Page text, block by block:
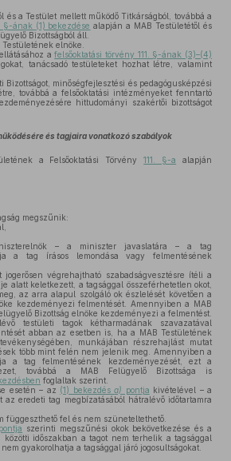
és a Testület mellett működő Titkárságból, továbbá a
ának (1) bekezdése alapján a MAB Testületétől és
Bizottságból áll.
elnöke.
afelsőoktatási törvény 111. §-ának (3)–(4)
tanácsadó testületeket hozhat létre, valamint
Bizottságot, minőségfejlesztési és pedagógusképzési
továbbá a felsőoktatási intézményeket fenntartó
hittudományi szakértői bizottságot
és tagjaira vonatkozó szabályok
a Felsőoktatási Törvény111. §-a alapján
megszűnik:
– a miniszter javaslatára – a tag
a tag írásos lemondása vagy felmentésének
végrehajtható szabadságvesztésre ítéli a
alatt keletkezett, a tagsággal összeférhetetlen okot,
az arra alapul szolgáló ok észlelését követően a
kezdeményezi felmentését. Amennyiben a MAB
Bizottság elnöke kezdeményezi a felmentést.
testületi tagok kétharmadának szavazatával
abban az esetben is, ha a MAB Testületének
munkájában részrehajlást mutat
több mint felén nem jelenik meg. Amennyiben a
a tag felmentésének kezdeményezését, ezt a
továbbá a MAB Felügyelő Bizottsága is
foglaltak szerint.
esetén – az (1) bekezdésa) pontja kivételével – a
az eredeti tag megbízatásából hátralévő időtartamra
függeszthető fel és nem szüneteltethető.
pontja szerinti megszűnési okok bekövetkezése és a
közötti időszakban a tagot nem terhelik a tagsággal
gyakorolhatja a tagsággal járó jogosultságokat.